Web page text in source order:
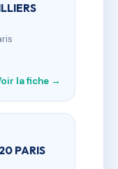
la fiche →
PARIS